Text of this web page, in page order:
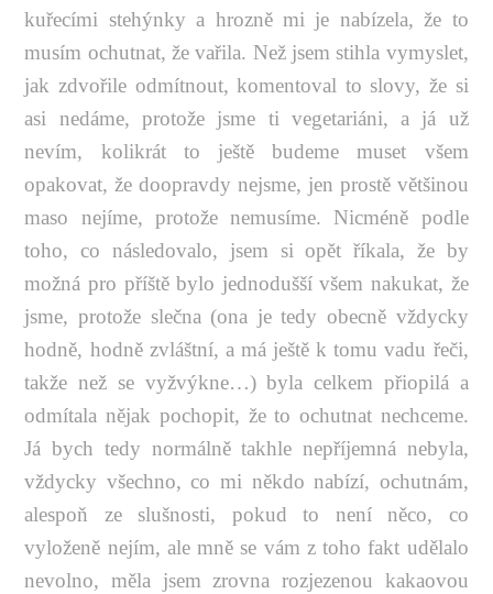
kuřecími stehýnky a hrozně mi je nabízela, že to
musím ochutnat, že vařila. Než jsem stihla vymyslet,
jak zdvořile odmítnout, komentoval to slovy, že si
asi nedáme, protože jsme ti vegetariáni, a já už
nevím, kolikrát to ještě budeme muset všem
opakovat, že doopravdy nejsme, jen prostě většinou
maso nejíme, protože nemusíme. Nicméně podle
toho, co následovalo, jsem si opět říkala, že by
možná pro příště bylo jednodušší všem nakukat, že
jsme, protože slečna (ona je tedy obecně vždycky
hodně, hodně zvláštní, a má ještě k tomu vadu řeči,
takže než se vyžvýkne…) byla celkem přiopilá a
odmítala nějak pochopit, že to ochutnat nechceme.
Já bych tedy normálně takhle nepříjemná nebyla,
vždycky všechno, co mi někdo nabízí, ochutnám,
alespoň ze slušnosti, pokud to není něco, co
vyloženě nejím, ale mně se vám z toho fakt udělalo
nevolno, měla jsem zrovna rozjezenou kakaovou